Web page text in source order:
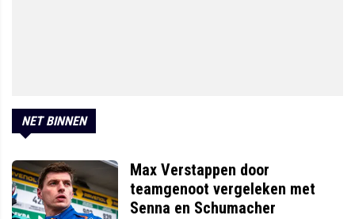
NET BINNEN
Max Verstappen door
teamgenoot vergeleken met
Senna en Schumacher